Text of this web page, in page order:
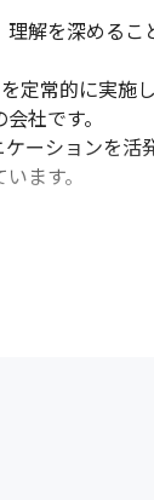
解を深めるこ
定常的に実施
社です。
ーションを活
ます。